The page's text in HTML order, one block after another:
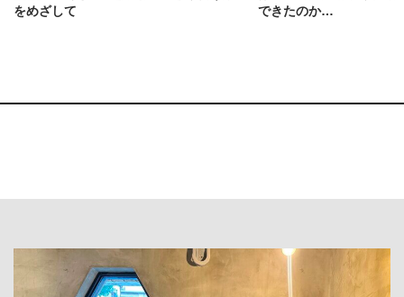
をめざして
できたのか…